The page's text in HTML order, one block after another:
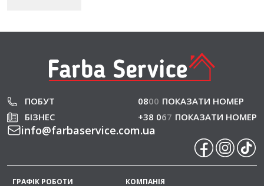
ПОБУТ 0800 ПОКАЗАТИ НОМЕР
БІЗНЕС
+38 067 ПОКАЗАТИ НОМЕР
info@farbaservice.com.ua
КОМПАНІЯ
ГРАФІК РОБОТИ